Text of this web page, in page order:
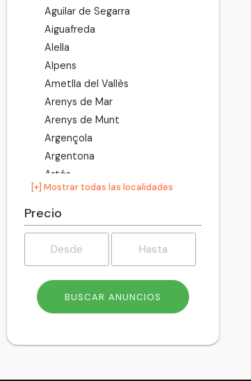
Aguilar de Segarra
Aiguafreda
Alella
Alpens
Ametlla del Vallès
Arenys de Mar
Arenys de Munt
Argençola
Argentona
Artés
Avià
Avinyó
Avinyonet del Penedès
Badalona
Badia del Vallès
Bagà
Balenyà
[+] Mostrar todas las localidades
Precio